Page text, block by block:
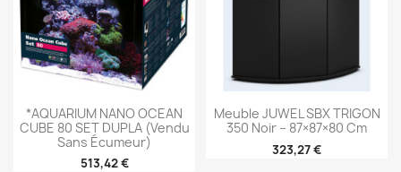
*AQUARIUM NANO OCEAN
CUBE 80 SET DUPLA (vendu
Sans Écumeur)
513,42 €
Meuble JUWEL SBX TRIGON
350 Noir – 87×87×80 Cm
323,27 €